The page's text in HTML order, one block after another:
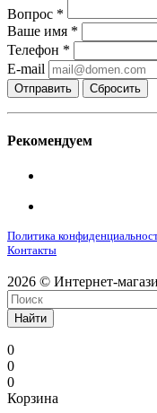
Вопрос *
Ваше имя *
Телефон *
E-mail
Сбросить
Рекомендуем
Политика
Контакты
2026 © Интернет-
Найти
0
0
0
Корзина